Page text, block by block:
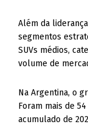
Além da
segmentos
SUVs médios,
volume de
Na Argentina, o
Foram mais de
acumulado de